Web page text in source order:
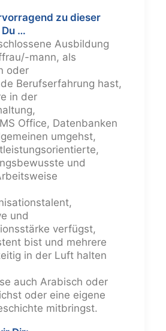
zu dieser
Du …
Ausbildung
mann, als
oder
Berufserfahrung hast,
in der
Office, Datenbanken
umgehst,
und
und
verfügst,
bist und mehrere
in der Luft halten
auch Arabisch oder
oder eine eigene
mitbringst.